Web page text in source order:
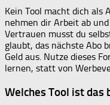
Kein Tool macht dich als
nehmen dir Arbeit ab
Vertrauen musst du
glaubt, das nächste Abo
Geld aus. Nutze dieses
lernen, statt von
Welches Tool ist